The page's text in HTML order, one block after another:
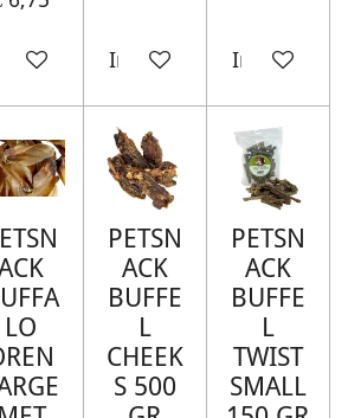
winkelwagenIn winkelwagen
In
LO
PETSN
ACK
BUFFE
L
CHEEK
S 500
PETSN
ACK
BUFFE
L
TWIST
SMALL